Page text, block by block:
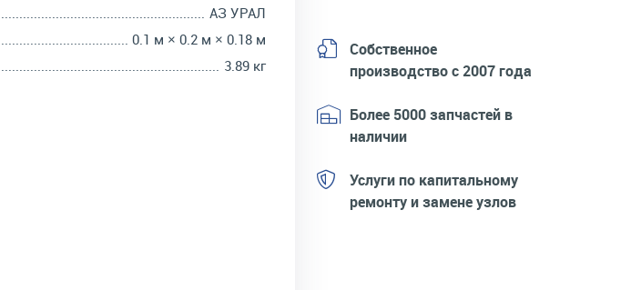
АЗ УРАЛ
0.1 м × 0.2 м × 0.18 м
3.89 кг
Собственное
производство с 2007 года
Более 5000 запчастей в
наличии
Услуги по капитальному
ремонту и замене узлов